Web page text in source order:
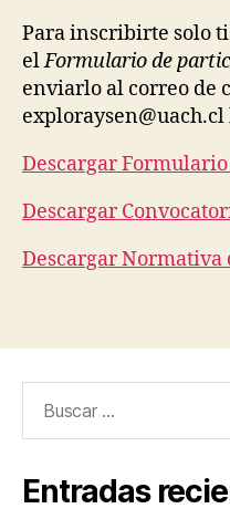
Para inscribirte solo
elFormulario de
enviarlo al correo de
Descargar
Descargar
Descargar Normativa
por:
Entradas